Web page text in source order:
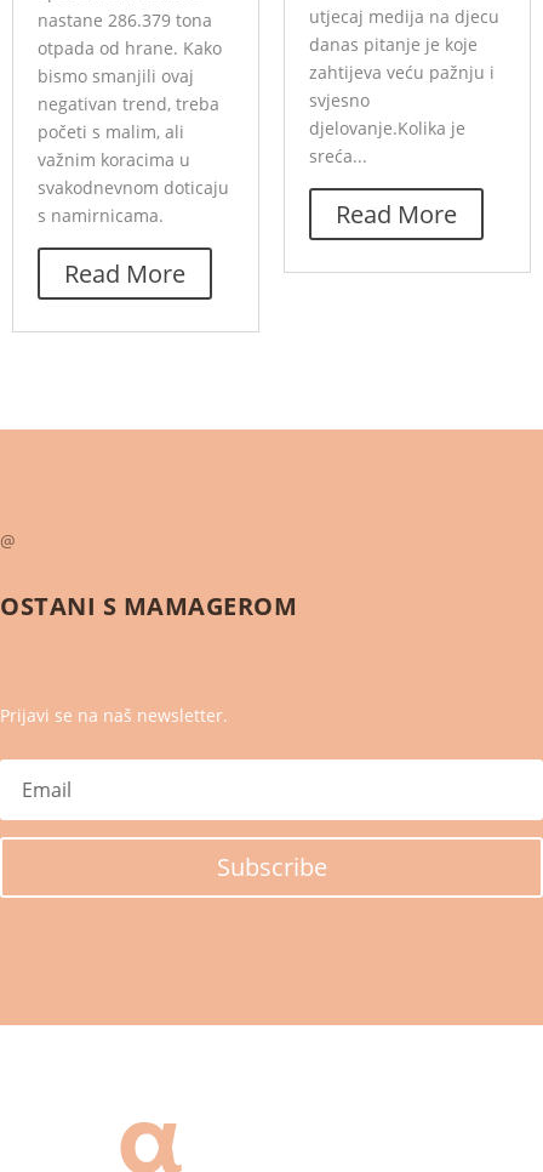
nastane 286.379 tona
otpada od hrane. Kako
bismo smanjili ovaj
negativan trend, treba
početi s malim, ali
važnim koracima u
svakodnevnom doticaju
s namirnicama.
Read More
utjecaj medija na djecu
danas pitanje je koje
zahtijeva veću pažnju i
svjesno
djelovanje.Kolika je
sreća...
Read More
@
OSTANI S MAMAGEROM
Prijavi se na naš newsletter.
Subscribe